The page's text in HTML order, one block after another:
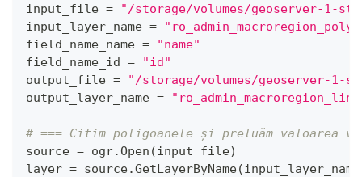
input_file =
"/storage/volumes/geoserver-1-
input_layer_name =
field_name_name =
"name"
field_name_id =
"id"
output_file =
"/storage/volumes/geoserver-1-
output_layer_name =
# === Citim poligoanele și preluăm valoarea
source = ogr.Open (input_file)
layer = source.GetLayerByName(input_layer_name